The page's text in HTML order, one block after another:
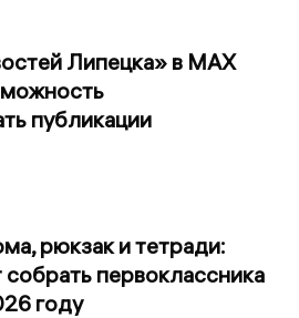
Липецка» в MAX
публикации
рюкзак и тетради:
собрать первоклассника
году